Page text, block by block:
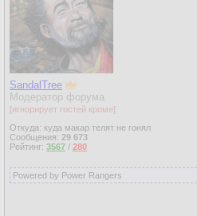
SandalTree
Модератор форума
[игнорирует гостей кроме]
Откуда: куда макар телят не гонял
Сообщения: 29 673
Рейтинг: 3567 / 280
Powered by Power Rangers